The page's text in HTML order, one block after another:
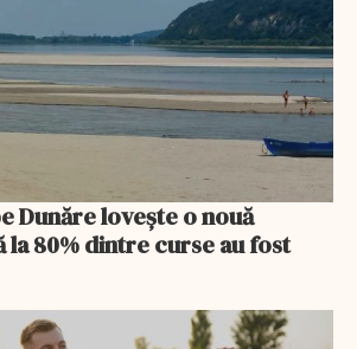
Dunăre lovește o nouă
la 80% dintre curse au fost